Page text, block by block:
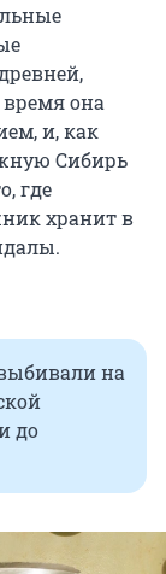
время она
и, как
Сибирь
где
хранит в
на
до